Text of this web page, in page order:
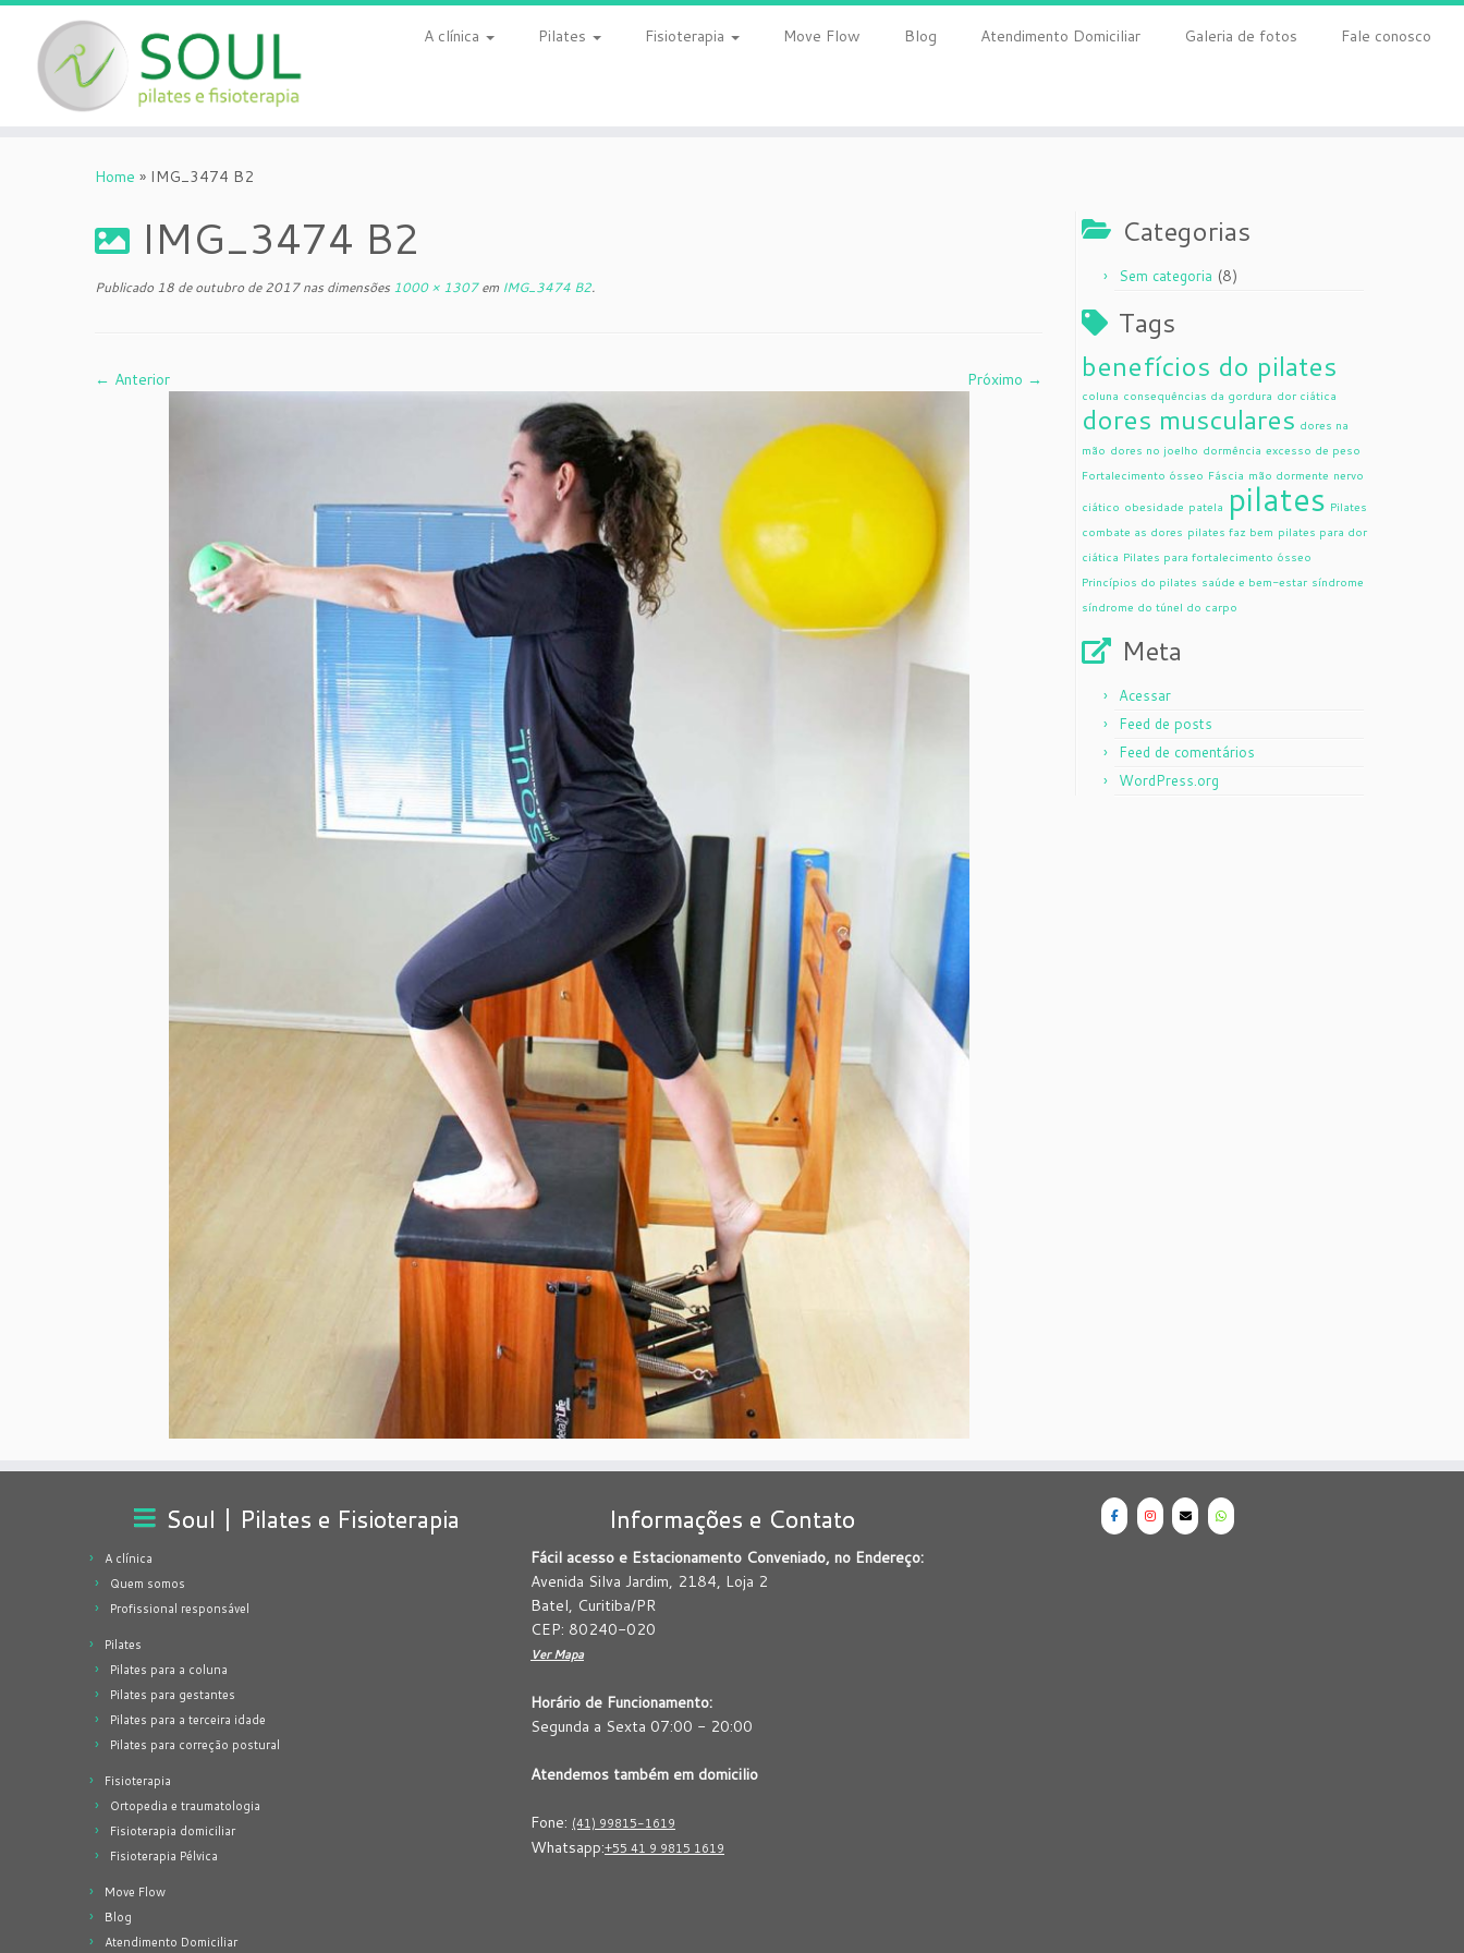
A clínica Pilates Fisioterapia Move Flow Blog Atendimento Domiciliar Galeria de fotos Fale conosco
Home » IMG_3474 B2
IMG_3474 B2
Publicado 18 de outubro de 2017nas dimensões 1000 × 1307em IMG_3474 B2.
← Anterior Próximo →
Categorias
Sem categoria (8)
Tags
benefícios do pilates
coluna consequências da gordura dor ciática
dores musculares dores na
mão dores no joelho dormência excesso de peso
Fortalecimento ósseo Fáscia mão dormente nervo
ciático obesidade patela pilates Pilates
combate as dores pilates faz bem pilates para dor
ciática Pilates para fortalecimento ósseo
Princípios do pilates saúde e bem-estar síndrome
síndrome do túnel do carpo
Meta
Acessar
Feed de posts
Feed de comentários
WordPress.org
Soul | Pilates e Fisioterapia
A clínica
Quem somos
Profissional responsável
Pilates
Pilates para a coluna
Pilates para gestantes
Pilates para a terceira idade
Pilates para correção postural
Fisioterapia
Ortopedia e traumatologia
Fisioterapia domiciliar
Fisioterapia Pélvica
Move Flow
Blog
Atendimento Domiciliar
Informações e Contato
Fácil acesso e Estacionamento Conveniado, no Endereço:
Avenida Silva Jardim, 2184, Loja 2
Batel, Curitiba/PR
CEP: 80240-020
Ver Mapa
Horário de Funcionamento:
Segunda a Sexta 07:00 - 20:00
Atendemos também em domicilio
Fone: (41) 99815-1619
Whatsapp:+55 41 9 9815 1619